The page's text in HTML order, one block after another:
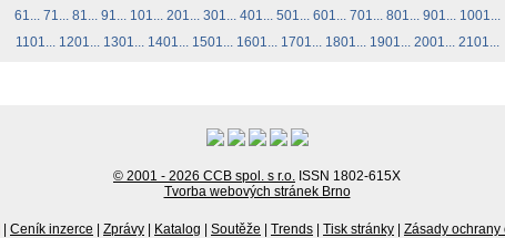
61... 71... 81... 91... 101... 201... 301... 401... 501... 601... 701... 801... 901... 1001...
1101... 1201... 1301... 1401... 1501... 1601... 1701... 1801... 1901... 2001... 2101...
© 2001 - 2026 CCB spol. s r.o. ISSN 1802-615X
Tvorba webových stránek Brno
| Ceník inzerce | Zprávy | Katalog | Soutěže | Trends | Tisk stránky | Zásady